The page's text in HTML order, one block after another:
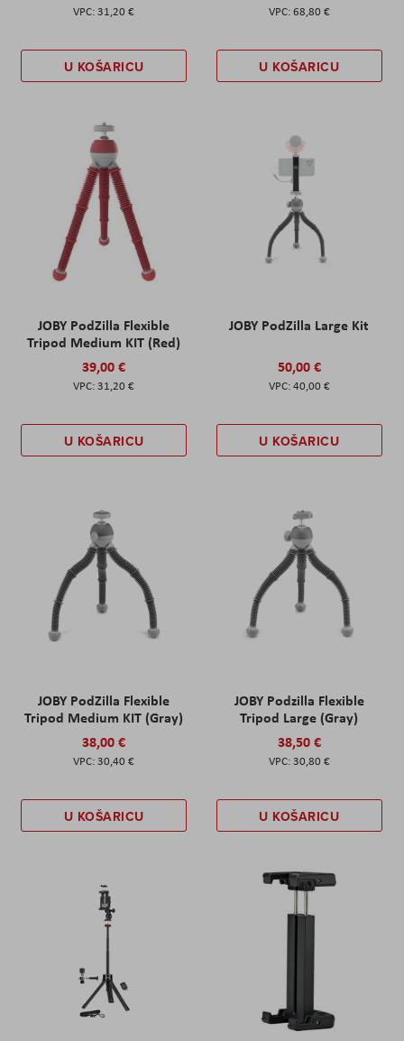
31,20 €
U KOŠARICU
68,80 €
U KOŠARICU
JOBY PodZilla Flexible
Tripod Medium KIT (Red)
39,00 €
31,20 €
U KOŠARICU
JOBY PodZilla Large Kit
50,00 €
40,00 €
U KOŠARICU
JOBY PodZilla Flexible
Tripod Medium KIT (Gray)
38,00 €
30,40 €
U KOŠARICU
JOBY Podzilla Flexible
Tripod Large (Gray)
38,50 €
30,80 €
U KOŠARICU